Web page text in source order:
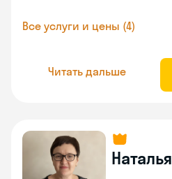
Все услуги и цены (4)
Читать дальше
Наталья